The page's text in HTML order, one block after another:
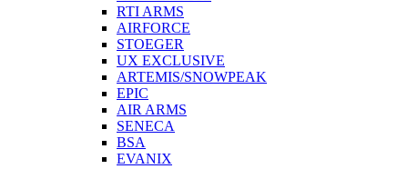
RTI ARMS
AIRFORCE
STOEGER
UX EXCLUSIVE
ARTEMIS/SNOWPEAK
EPIC
AIR ARMS
SENECA
BSA
EVANIX